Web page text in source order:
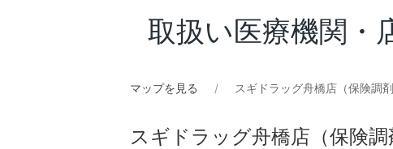
取扱い医療機関・
マップを見る スギドラッグ舟橋店（保険調剤
スギドラッグ舟橋店（保険調